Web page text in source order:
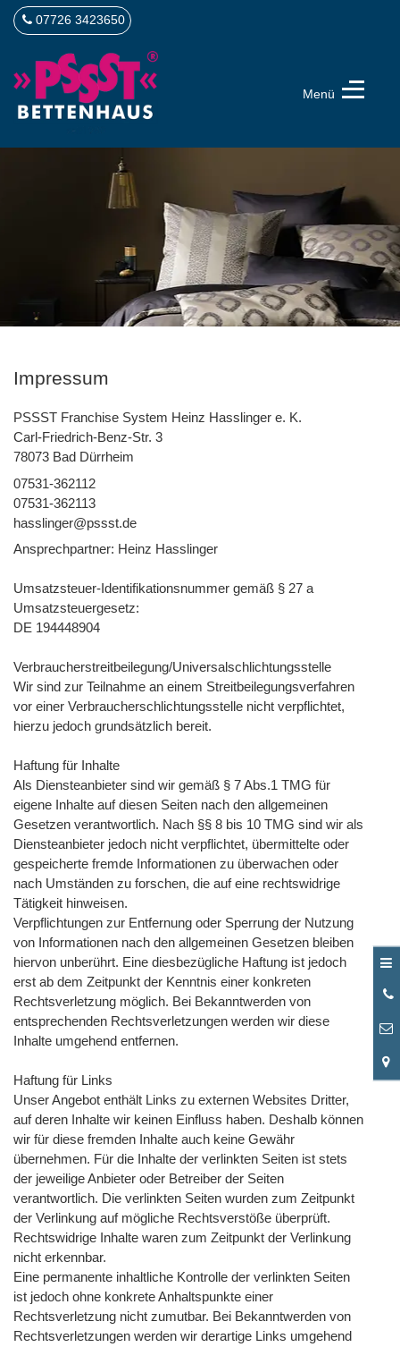
07726 3423650
Menü
Impressum
PSSST Franchise System Heinz Hasslinger e. K.
Carl-Friedrich-Benz-Str. 3
78073 Bad Dürrheim
07531-362112
07531-362113
hasslinger@pssst.de
Ansprechpartner: Heinz Hasslinger
Umsatzsteuer-Identifikationsnummer gemäß § 27 a
Umsatzsteuergesetz:
DE 194448904
Verbraucher­streit­beilegung/Universal­schlichtungs­stelle
Wir sind zur Teilnahme an einem Streitbeilegungsverfahren
vor einer Verbraucherschlichtungsstelle nicht verpflichtet,
hierzu jedoch grundsätzlich bereit.
Haftung für Inhalte
Als Diensteanbieter sind wir gemäß § 7 Abs.1 TMG für
eigene Inhalte auf diesen Seiten nach den allgemeinen
Gesetzen verantwortlich. Nach §§ 8 bis 10 TMG sind wir als
Diensteanbieter jedoch nicht verpflichtet, übermittelte oder
gespeicherte fremde Informationen zu überwachen oder
nach Umständen zu forschen, die auf eine rechtswidrige
Tätigkeit hinweisen.
Verpflichtungen zur Entfernung oder Sperrung der Nutzung
von Informationen nach den allgemeinen Gesetzen bleiben
hiervon unberührt. Eine diesbezügliche Haftung ist jedoch
erst ab dem Zeitpunkt der Kenntnis einer konkreten
Rechtsverletzung möglich. Bei Bekanntwerden von
entsprechenden Rechtsverletzungen werden wir diese
Inhalte umgehend entfernen.
Haftung für Links
Unser Angebot enthält Links zu externen Websites Dritter,
auf deren Inhalte wir keinen Einfluss haben. Deshalb können
wir für diese fremden Inhalte auch keine Gewähr
übernehmen. Für die Inhalte der verlinkten Seiten ist stets
der jeweilige Anbieter oder Betreiber der Seiten
verantwortlich. Die verlinkten Seiten wurden zum Zeitpunkt
der Verlinkung auf mögliche Rechtsverstöße überprüft.
Rechtswidrige Inhalte waren zum Zeitpunkt der Verlinkung
nicht erkennbar.
Eine permanente inhaltliche Kontrolle der verlinkten Seiten
ist jedoch ohne konkrete Anhaltspunkte einer
Rechtsverletzung nicht zumutbar. Bei Bekanntwerden von
Rechtsverletzungen werden wir derartige Links umgehend